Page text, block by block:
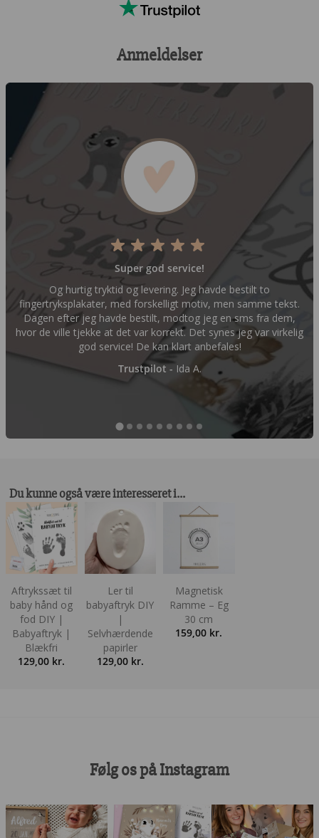
Anmeldelser
Super god service!
Og hurtig tryktid og levering. Jeg havde bestilt to
fingertryksplakater, med forskelligt motiv, men samme tekst.
Dagen efter jeg havde bestilt, modtog jeg en sms fra dem,
hvor de ville tjekke at det var korrekt. Det synes jeg var virkelig
god service! De kan klart anbefales!
Trustpilot - Ida A.
Du kunne også være interesseret i…
Aftrykssæt til
baby hånd og
fod DIY |
Babyaftryk |
Blækfri
129,00 kr.
Ler til
babyaftryk DIY
|
Selvhærdende
papirler
129,00 kr.
Magnetisk
Ramme – Eg
30 cm
159,00 kr.
Følg os på Instagram